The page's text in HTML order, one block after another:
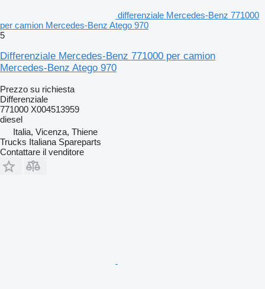
differenziale Mercedes-Benz 771000
per camion Mercedes-Benz Atego 970
5
Differenziale Mercedes-Benz 771000 per camion
Mercedes-Benz Atego 970
Prezzo su richiesta
Differenziale
771000 X004513959
diesel
Italia, Vicenza, Thiene
Trucks Italiana Spareparts
Contattare il venditore